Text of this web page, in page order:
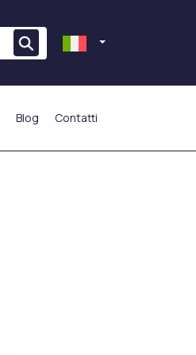
Blog Contatti